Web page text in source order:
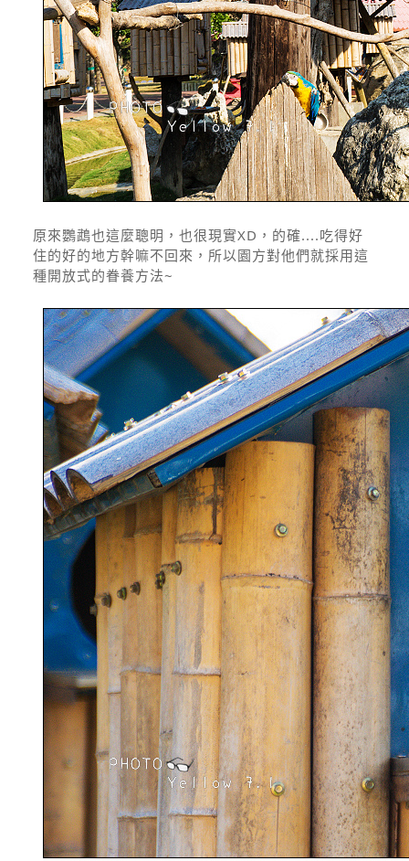
原來鸚鵡也這麼聰明，也很現實XD，的確....吃得好
住的好的地方幹嘛不回來，所以園方對他們就採用這
種開放式的眷養方法~